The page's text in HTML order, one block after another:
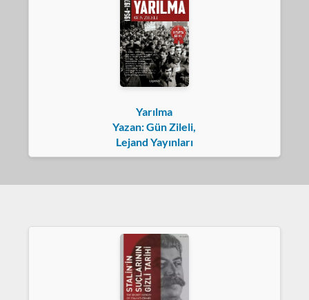
Yarılma
Yazan: Gün Zileli,
Lejand Yayınları